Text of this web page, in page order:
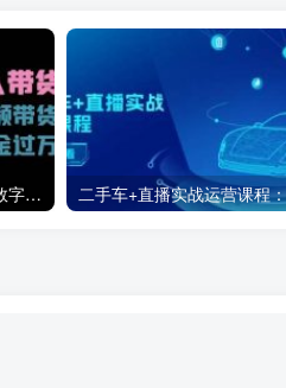
（11553期）快手俄罗斯-数字人带货，带你玩赚数字人短视频带货，单日佣金过万